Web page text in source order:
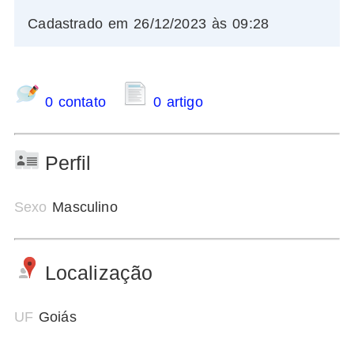
Cadastrado em 26/12/2023 às 09:28
0 contato 0 artigo
Perfil
Sexo Masculino
Localização
UF Goiás